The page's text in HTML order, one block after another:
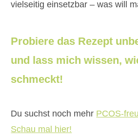
vielseitig einsetzbar – was will
Probiere das Rezept
und lass mich wissen,
schmeckt!
Du suchst noch mehr PCOS-
Schau mal hier!